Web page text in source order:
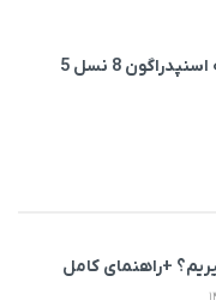
گوشی X300e ویوو با تراشه اسنپدراگون 8 نسل 5
+راهنمای کامل